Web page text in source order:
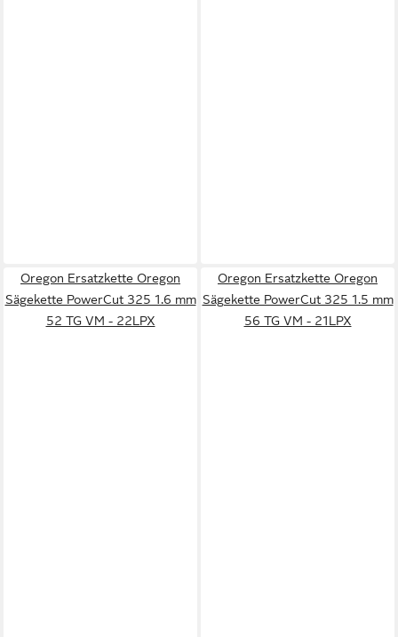
Oregon Ersatzkette Oregon
Sägekette PowerCut 325 1.6 mm
52 TG VM - 22LPX
Oregon Ersatzkette Oregon
Sägekette PowerCut 325 1.5 mm
56 TG VM - 21LPX